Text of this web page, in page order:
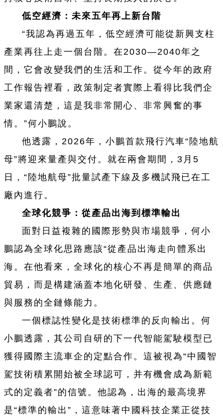
低空經濟：未來五年再上新台階
“我認為再過五年，低空經濟可能從新興支柱
產業再往上走一個台階。在2030—2040年之
間，它會改變我們的生活和工作。從今年的政府
工作報告裡看，政策制定者實際上看得比我們企
業家還清楚，這是我非常開心、非常興奮的事
情。”何小鵬說。
他透露，2026年，小鵬首款飛行汽車“陸地航
母”將迎來量產與交付。就在兩會期間，3月5
日，“陸地航母”批量試產下線及多機試飛已在工
廠內進行。
全球化競爭：從產品出海到標準輸出
面對日益複雜的國際形勢與市場競爭，何小
鵬認為全球化思路應該“從產品出海走向體系出
海。在他看來，全球化的核心不再是簡單的商品
貿易，而是構建涵蓋本地化研發、生產、供應鏈
與服務的全鏈條能力。
一個標誌性變化是技術標準的反向輸出。何
小鵬透露，其公司自研的下一代智能駕駛模型已
獲得國際主流車企的定點合作。這被視為“中國智
駕技術積累開始被全球認可，并有機會成為新範
式的定義者”的信號。他認為，出海的最高境界
是“標準的輸出”，這意味著中國科技企業正從技